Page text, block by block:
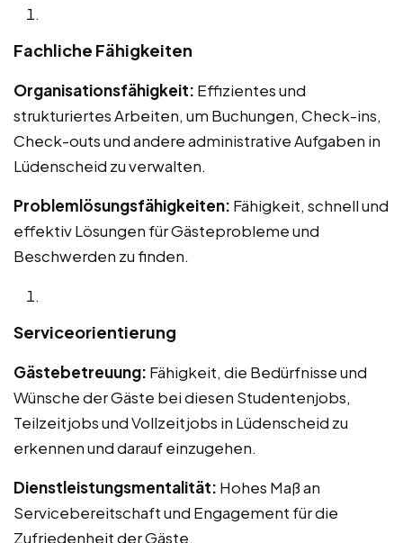
Fachliche Fähigkeiten
Organisationsfähigkeit: Effizientes und
strukturiertes Arbeiten, um Buchungen, Check-ins,
Check-outs und andere administrative Aufgaben in
Lüdenscheid zu verwalten.
Problemlösungsfähigkeiten: Fähigkeit, schnell und
effektiv Lösungen für Gästeprobleme und
Beschwerden zu finden.
Serviceorientierung
Gästebetreuung: Fähigkeit, die Bedürfnisse und
Wünsche der Gäste bei diesen Studentenjobs,
Teilzeitjobs und Vollzeitjobs in Lüdenscheid zu
erkennen und darauf einzugehen.
Dienstleistungsmentalität: Hohes Maß an
Servicebereitschaft und Engagement für die
Zufriedenheit der Gäste.